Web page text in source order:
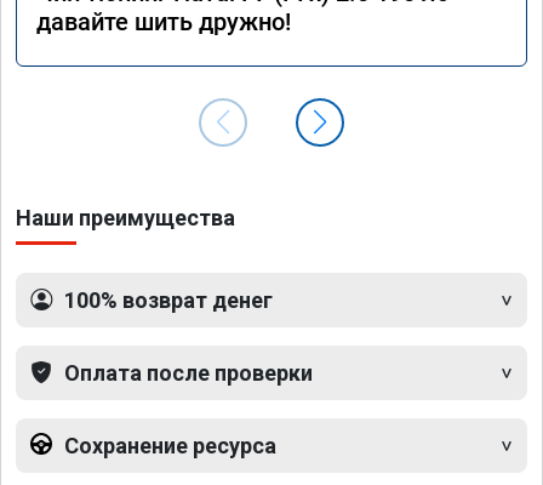
давайте шить дружно!
Наши преимущества
100% возврат денег
Оплата после проверки
Сохранение ресурса